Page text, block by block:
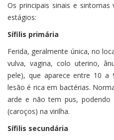
Os principais sinais e
estágios:
Sífilis primária
Ferida, geralmente única, no
vulva, vagina, colo uterino,
pele), que aparece entre 10 a
lesão é rica em bactérias.
arde e não tem pus, podendo
(caroços) na virilha.
Sífilis secundária